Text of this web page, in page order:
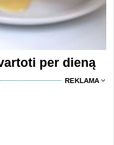
per dieną
REKLAMA